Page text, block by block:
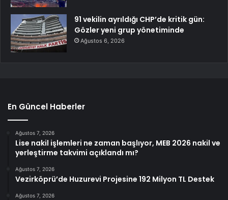
91 vekilin ayrıldığı CHP’de kritik gün:
Gözler yeni grup yönetiminde
Ağustos 6, 2026
En Güncel Haberler
Ağustos 7, 2026
Lise nakil işlemleri ne zaman başlıyor, MEB 2026 nakil ve
yerleştirme takvimi açıklandı mı?
Ağustos 7, 2026
Vezirköprü’de Huzurevi Projesine 192 Milyon TL Destek
Ağustos 7, 2026